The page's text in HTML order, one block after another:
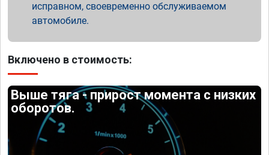
исправном, своевременно обслуживаемом
автомобиле.
Включено в стоимость:
Выше тяга - прирост момента с низких
оборотов.